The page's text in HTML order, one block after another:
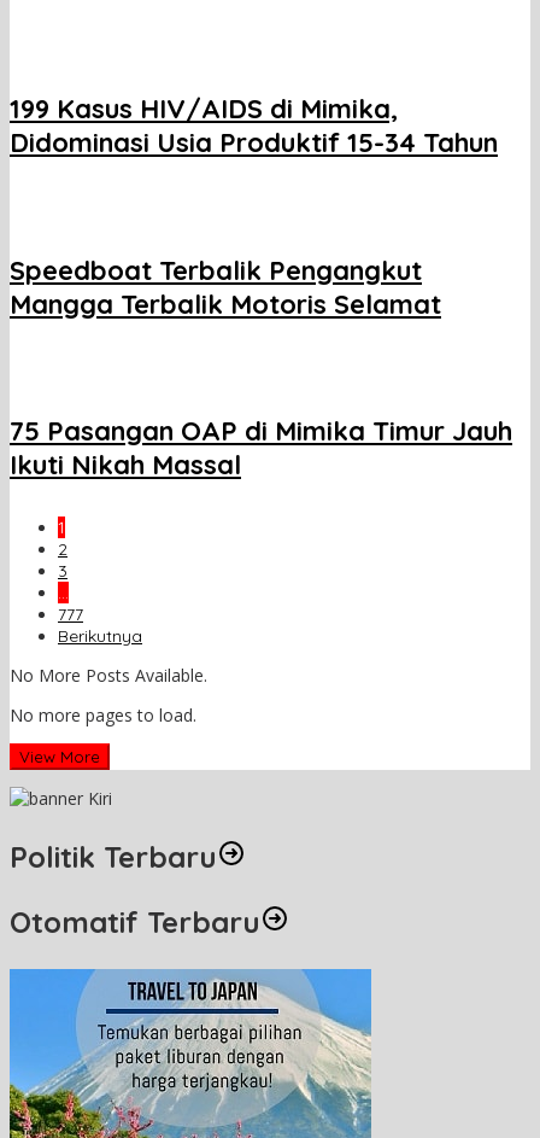
199 Kasus HIV/AIDS di Mimika,
Didominasi Usia Produktif 15-34 Tahun
Speedboat Terbalik Pengangkut
Mangga Terbalik Motoris Selamat
75 Pasangan OAP di Mimika Timur Jauh
Ikuti Nikah Massal
1
2
3
…
777
Berikutnya
No More Posts Available.
No more pages to load.
View More
Politik Terbaru
Otomatif Terbaru